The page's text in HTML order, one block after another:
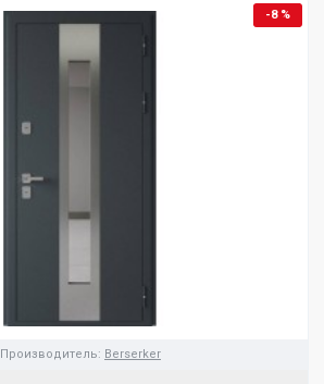
-8 %
Производитель: Berserker